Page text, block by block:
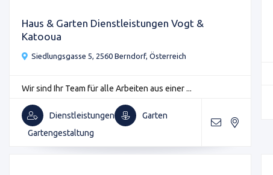
Haus & Garten Dienstleistungen Vogt &
Katooua
Siedlungsgasse 5, 2560 Berndorf, Österreich
Wir sind Ihr Team für alle Arbeiten aus einer ...
Dienstleistungen
Garten
Gartengestaltung